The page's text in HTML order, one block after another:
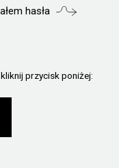
hasła
przycisk poniżej: